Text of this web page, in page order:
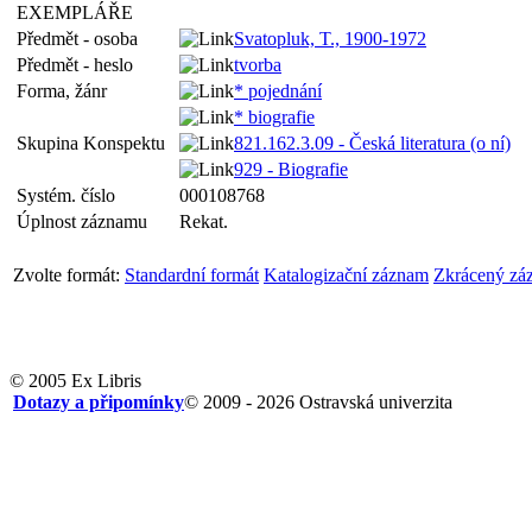
EXEMPLÁŘE
Předmět - osoba
Svatopluk, T., 1900-1972
Předmět - heslo
tvorba
Forma, žánr
* pojednání
* biografie
Skupina Konspektu
821.162.3.09 - Česká literatura (o ní)
929 - Biografie
Systém. číslo
000108768
Úplnost záznamu
Rekat.
Zvolte formát: Standardní formát Katalogizační záznam Zkrácený
© 2005 Ex Libris
© 2009 - 2026 Ostravská univerzita
Dotazy a připomínky